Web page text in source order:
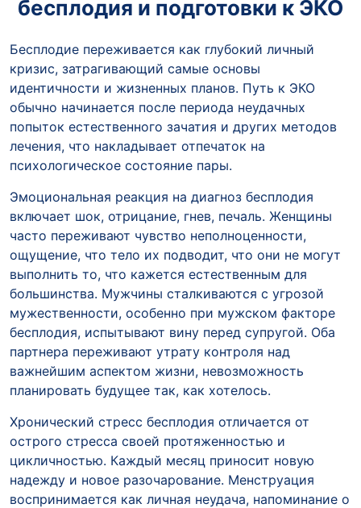
бесплодия и подготовки к ЭКО
Бесплодие переживается как глубокий личный
кризис, затрагивающий самые основы
идентичности и жизненных планов. Путь к ЭКО
обычно начинается после периода неудачных
попыток естественного зачатия и других методов
лечения, что накладывает отпечаток на
психологическое состояние пары.
Эмоциональная реакция на диагноз бесплодия
включает шок, отрицание, гнев, печаль. Женщины
часто переживают чувство неполноценности,
ощущение, что тело их подводит, что они не могут
выполнить то, что кажется естественным для
большинства. Мужчины сталкиваются с угрозой
мужественности, особенно при мужском факторе
бесплодия, испытывают вину перед супругой. Оба
партнера переживают утрату контроля над
важнейшим аспектом жизни, невозможность
планировать будущее так, как хотелось.
Хронический стресс бесплодия отличается от
острого стресса своей протяженностью и
цикличностью. Каждый месяц приносит новую
надежду и новое разочарование. Менструация
воспринимается как личная неудача, напоминание о